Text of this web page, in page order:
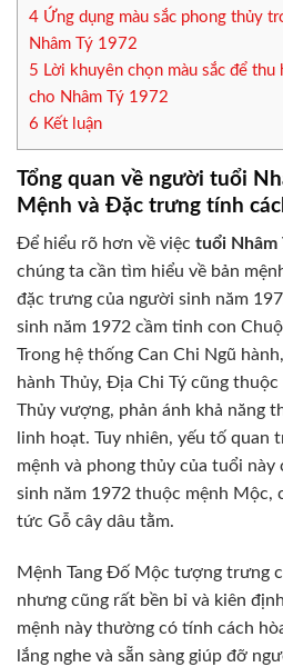
4 Ứng dụng màu sắc phong thủy
Nhâm Tý 1972
5 Lời khuyên chọn màu sắc để
cho Nhâm Tý 1972
6 Kết luận
Tổng quan về người tuổi
Mệnh và Đặc trưng tính
Để hiểu rõ hơn về việc tuổi Nhâm
chúng ta cần tìm hiểu về bản
đặc trưng của người sinh năm
sinh năm 1972 cầm tinh con
Trong hệ thống Can Chi Ngũ
hành Thủy, Địa Chi Tý cũng
Thủy vượng, phản ánh khả năng
linh hoạt. Tuy nhiên, yếu tố quan
mệnh và phong thủy của tuổi này
sinh năm 1972 thuộc mệnh Mộc,
tức Gỗ cây dâu tằm.
Mệnh Tang Đố Mộc tượng trưng
nhưng cũng rất bền bỉ và kiên
mệnh này thường có tính cách
lắng nghe và sẵn sàng giúp đỡ